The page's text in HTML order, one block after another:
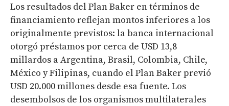
Los resultados del Plan Baker en términos de
financiamiento reflejan montos inferiores a los
originalmente previstos: la banca internacional
otorgó préstamos por cerca de USD 13,8
millardos a Argentina, Brasil, Colombia, Chile,
México y Filipinas, cuando el Plan Baker previó
USD 20.000 millones desde esa fuente. Los
desembolsos de los organismos multilaterales